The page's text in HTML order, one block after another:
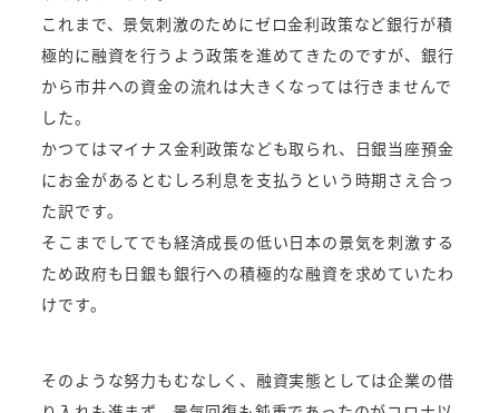
これまで、景気刺激のためにゼロ金利政策など銀行が積
極的に融資を行うよう政策を進めてきたのですが、銀行
から市井への資金の流れは大きくなっては行きませんで
した。
かつてはマイナス金利政策なども取られ、日銀当座預金
にお金があるとむしろ利息を支払うという時期さえ合っ
た訳です。
そこまでしてでも経済成長の低い日本の景気を刺激する
ため政府も日銀も銀行への積極的な融資を求めていたわ
けです。
そのような努力もむなしく、融資実態としては企業の借